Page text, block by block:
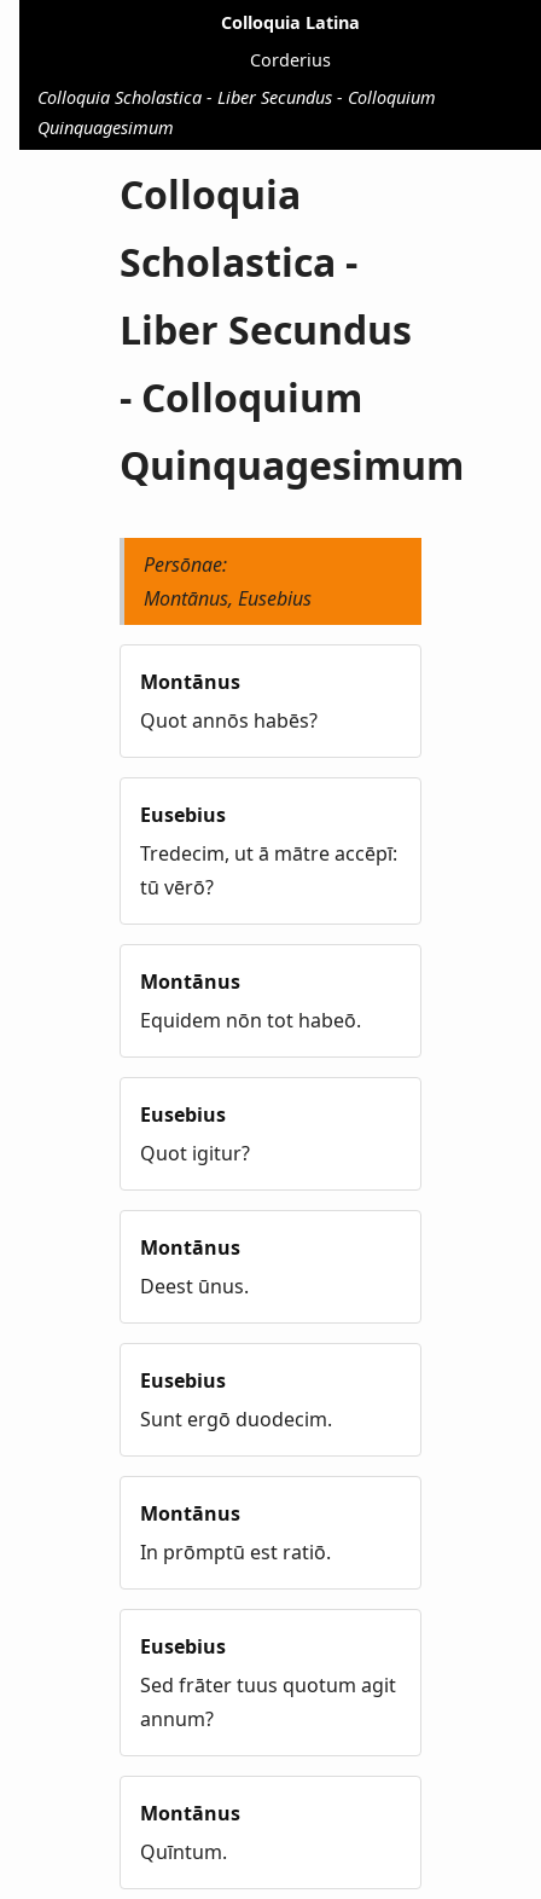
Colloquia Latina
Corderius
Colloquia Scholastica - Liber Secundus - Colloquium
Quinquagesimum
Colloquia
Scholastica -
Liber Secundus
- Colloquium
Quinquagesimum
Persōnae:
Montānus, Eusebius
Montānus
Quot annōs habēs?
Eusebius
Tredecim, ut ā mātre accēpī:
tū vērō?
Montānus
Equidem nōn tot habeō.
Eusebius
Quot igitur?
Montānus
Deest ūnus.
Eusebius
Sunt ergō duodecim.
Montānus
In prōmptū est ratiō.
Eusebius
Sed frāter tuus quotum agit
annum?
Montānus
Quīntum.